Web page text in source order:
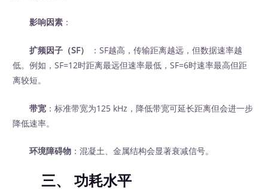
影响因素 ：
扩频因子（SF）
‍ ：SF越高，传输距离越远，但数据速率越
低。例如，SF=12时距离最远但速率最低，SF=6时速率最高但距
离较短。
带宽 ：标准带宽为125 kHz，降低带宽可延长距离但会进一步
降低速率。
环境障碍物 ：混凝土、金属结构会显著衰减信号。
三、功耗水平